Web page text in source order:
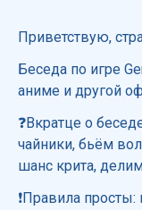
Приветствую,
Беседа по игре
аниме и другой
❓Вкратце о
чайники, бьём
шанс крита,
❗Правила